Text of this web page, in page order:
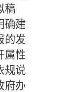
稿
确建
的发
属性
规说
府办